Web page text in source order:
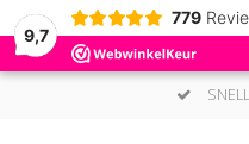
9,7
779